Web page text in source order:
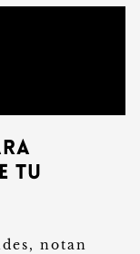
tu
notan